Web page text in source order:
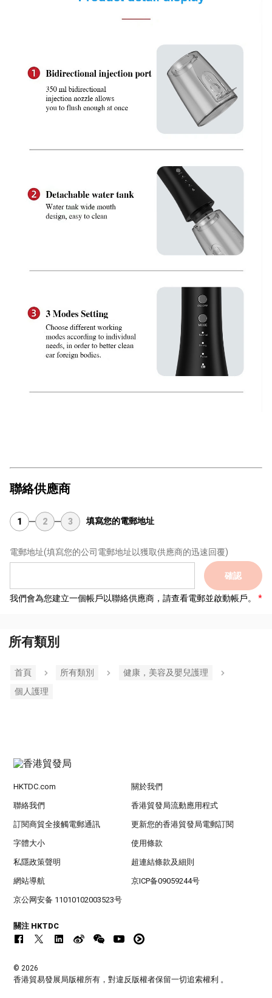
聯絡供應商
1 2 3 填寫您的電郵地址
電郵地址(填寫您的公司電郵地址以獲取供應商的迅速回覆)
確認
我們會為您建立一個帳戶以聯絡供應商，請查看電郵並啟動帳戶。
所有類別
首頁 所有類別
健康，美容及嬰兒護理
個人護理
HKTDC.com 關於我們
聯絡我們 香港貿發局流動應用程式
訂閱商貿全接觸電郵通訊 更新您的香港貿發局電郵訂閱
字體大小 使用條款
私隱政策聲明 超連結條款及細則
網站導航 京ICP备09059244号
京公网安备 11010102003523号
關注 HKTDC
© 2026
香港貿易發展局版權所有，對違反版權者保留一切追索權利 。